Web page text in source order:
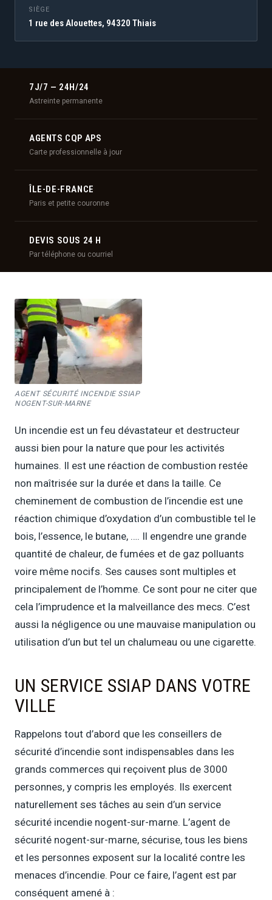
SIÈGE
1 rue des Alouettes, 94320 Thiais
7J/7 — 24H/24
Astreinte permanente
AGENTS CQP APS
Carte professionnelle à jour
ÎLE-DE-FRANCE
Paris et petite couronne
DEVIS SOUS 24 H
Par téléphone ou courriel
AGENT SÉCURITÉ INCENDIE SSIAP
NOGENT-SUR-MARNE
Un incendie est un feu dévastateur et destructeur
aussi bien pour la nature que pour les activités
humaines. Il est une réaction de combustion restée
non maîtrisée sur la durée et dans la taille. Ce
cheminement de combustion de l’incendie est une
réaction chimique d’oxydation d’un combustible tel le
bois, l’essence, le butane, …. Il engendre une grande
quantité de chaleur, de fumées et de gaz polluants
voire même nocifs. Ses causes sont multiples et
principalement de l’homme. Ce sont pour ne citer que
cela l’imprudence et la malveillance des mecs. C’est
aussi la négligence ou une mauvaise manipulation ou
utilisation d’un but tel un chalumeau ou une cigarette.
UN SERVICE SSIAP DANS VOTRE
VILLE
Rappelons tout d’abord que les conseillers de
sécurité d’incendie sont indispensables dans les
grands commerces qui reçoivent plus de 3000
personnes, y compris les employés. Ils exercent
naturellement ses tâches au sein d’un service
sécurité incendie nogent-sur-marne. L’agent de
sécurité nogent-sur-marne, sécurise, tous les biens
et les personnes exposent sur la localité contre les
menaces d’incendie. Pour ce faire, l’agent est par
conséquent amené à :